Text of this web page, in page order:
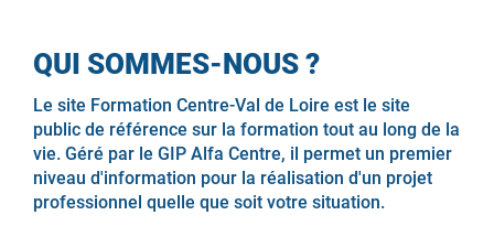
QUI SOMMES-NOUS ?
Le site Formation Centre-Val de Loire est le site
public de référence sur la formation tout au long de la
vie. Géré par le GIP Alfa Centre, il permet un premier
niveau d'information pour la réalisation d'un projet
professionnel quelle que soit votre situation.